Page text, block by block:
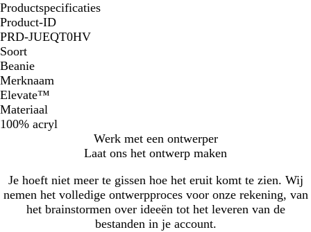
Productspecificaties
Product-ID
PRD-JUEQT0HV
Soort
Beanie
Merknaam
Elevate™
Materiaal
100% acryl
Werk met een ontwerper
Laat ons het ontwerp maken
Je hoeft niet meer te gissen hoe het eruit komt te zien. Wij
nemen het volledige ontwerpproces voor onze rekening, van
het brainstormen over ideeën tot het leveren van de
bestanden in je account.